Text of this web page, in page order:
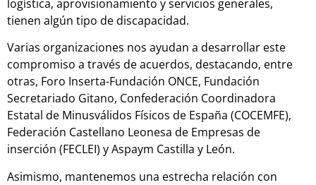
logística, aprovisionamiento y servicios generales,
tienen algún tipo de discapacidad.
Varias organizaciones nos ayudan a desarrollar este
compromiso a través de acuerdos, destacando, entre
otras, Foro Inserta-Fundación ONCE, Fundación
Secretariado Gitano, Confederación Coordinadora
Estatal de Minusválidos Físicos de España (COCEMFE),
Federación Castellano Leonesa de Empresas de
inserción (FECLEI) y Aspaym Castilla y León.
Asimismo, mantenemos una estrecha relación con